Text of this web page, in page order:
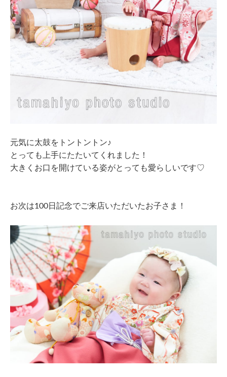
元気に太鼓をトントントン♪
とっても上手にたたいてくれました！
大きくお口を開けている姿がとっても愛らしいです♡
お次は100日記念でご来店いただいたお子さま！